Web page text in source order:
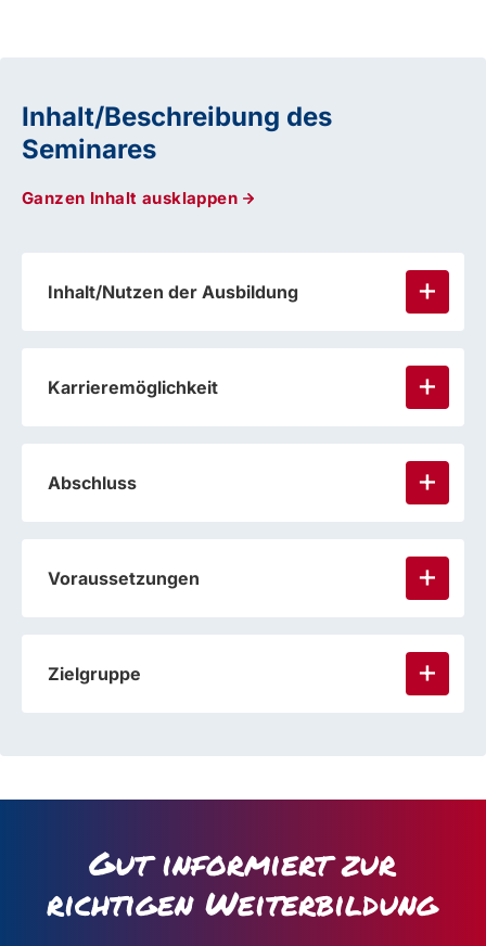
Inhalt/Beschreibung des
Seminares
Ganzen Inhalt ausklappen
Inhalt/Nutzen der Ausbildung
Karrieremöglichkeit
Abschluss
Voraussetzungen
Zielgruppe
Gut informiert zur
richtigen Weiterbildung